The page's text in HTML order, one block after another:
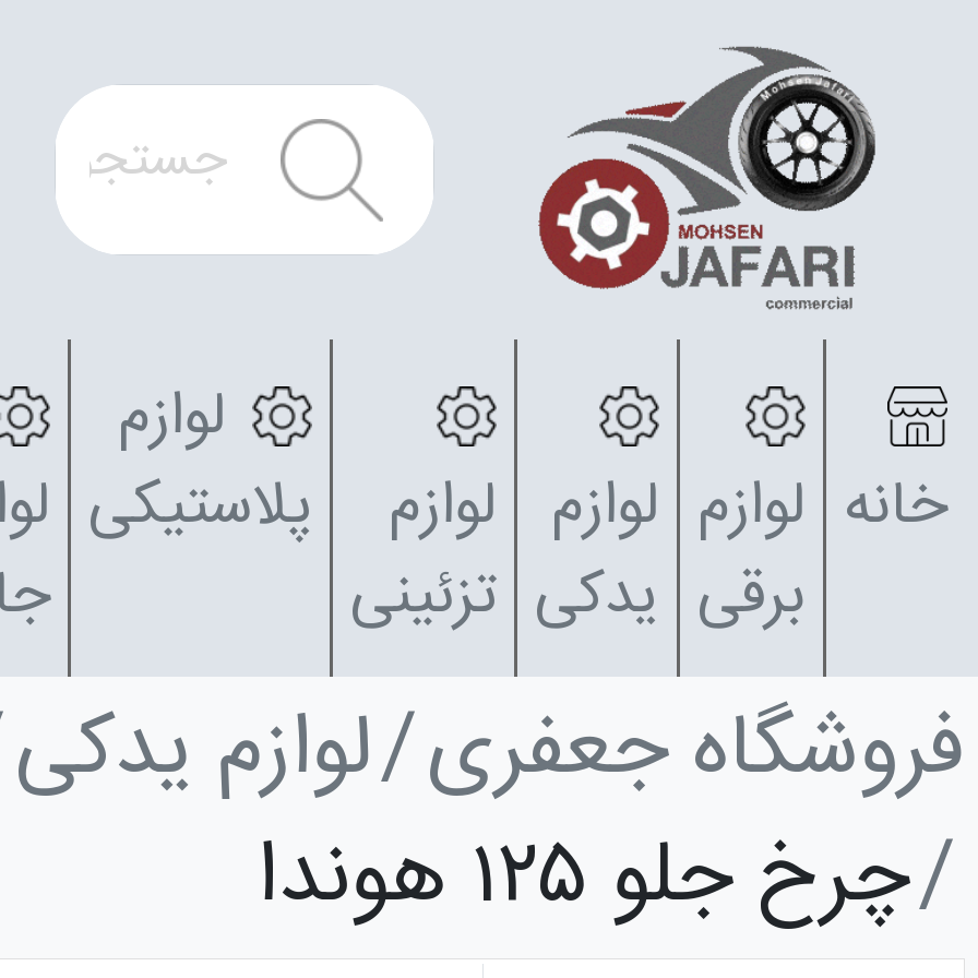
خانه لوازم
برقی
لوازم
یدکی
لوازم
تزئینی
لوازم
پلاستیکی
فروشگاه جعفری لوازم یدکی
چرخ جلو ۱۲۵ هوندا